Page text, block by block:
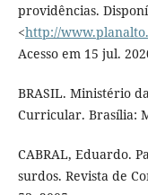
providências.
<http://
Acesso em 15 jul.
BRASIL. Ministério
Curricular. Brasília:
CABRAL, Eduardo.
surdos. Revista de